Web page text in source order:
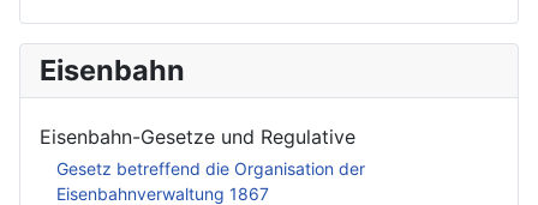
Eisenbahn
Eisenbahn-Gesetze und Regulative
Gesetz betreffend die Organisation der
Eisenbahnverwaltung 1867